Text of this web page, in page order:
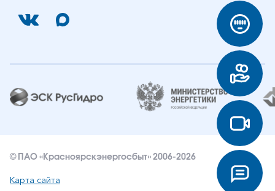
© ПАО «Красноярскэнергосбыт» 2006-2026
Карта сайта